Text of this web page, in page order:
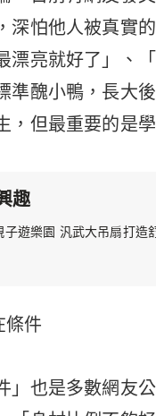
深怕他人被真實
漂亮就好了」、
準醜小鴨，長大
，但最重要的是
趣
子遊樂園 汎武大吊扇打造
條件
」也是多數網友